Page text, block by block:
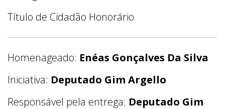
Título de Cidadão Honorário
Homenageado: Enéas Gonçalves Da Silva
Iniciativa: Deputado Gim Argello
Responsável pela entrega: Deputado Gim